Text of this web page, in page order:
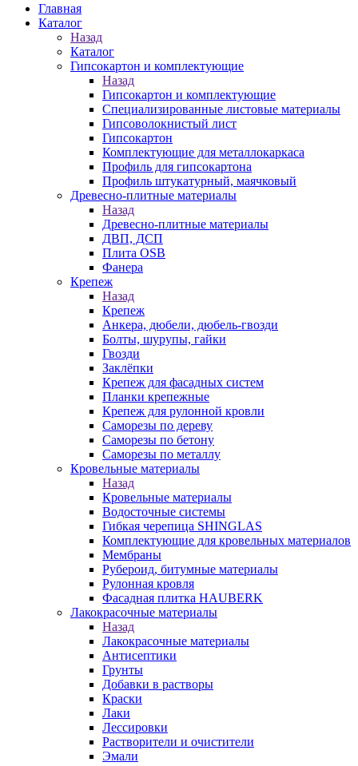
Главная
Каталог
Назад
Каталог
Гипсокартон и комплектующие
Назад
Гипсокартон и комплектующие
Специализированные листовые материалы
Гипсоволокнистый лист
Гипсокартон
Комплектующие для металлокаркаса
Профиль для гипсокартона
Профиль штукатурный, маячковый
Древесно-плитные материалы
Назад
Древесно-плитные материалы
ДВП, ДСП
Плита OSB
Фанера
Крепеж
Назад
Крепеж
Анкера, дюбели, дюбель-гвозди
Болты, шурупы, гайки
Гвозди
Заклёпки
Крепеж для фасадных систем
Планки крепежные
Крепеж для рулонной кровли
Саморезы по дереву
Саморезы по бетону
Саморезы по металлу
Кровельные материалы
Назад
Кровельные материалы
Водосточные системы
Гибкая черепица SHINGLAS
Комплектующие для кровельных материалов
Мембраны
Рубероид, битумные материалы
Рулонная кровля
Фасадная плитка HAUBERK
Лакокрасочные материалы
Назад
Лакокрасочные материалы
Антисептики
Грунты
Добавки в растворы
Краски
Лаки
Лессировки
Растворители и очистители
Эмали